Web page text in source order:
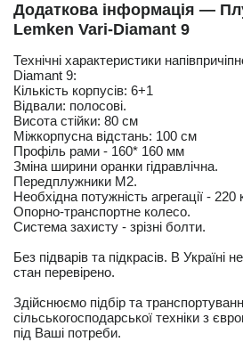
Додаткова інформація —
Lemken Vari-Diamant 9
Технічні характеристики
Diamant 9:
Кількість корпусів: 6+1
Відвали: полосові.
Висота стійки: 80 см
Міжкорпусна відстань: 100 см
Профіль рами - 160* 160 мм
Зміна ширини оранки гідравлічна.
Передплужники М2.
Необхідна потужність агрегації - 220
Опорно-транспортне колесо.
Система захисту - зрізні болти.
Без підварів та підкрасів. В Україні
стан перевірено.
Здійснюємо підбір та
сільськогосподарської техніки з
під Ваші потреби.